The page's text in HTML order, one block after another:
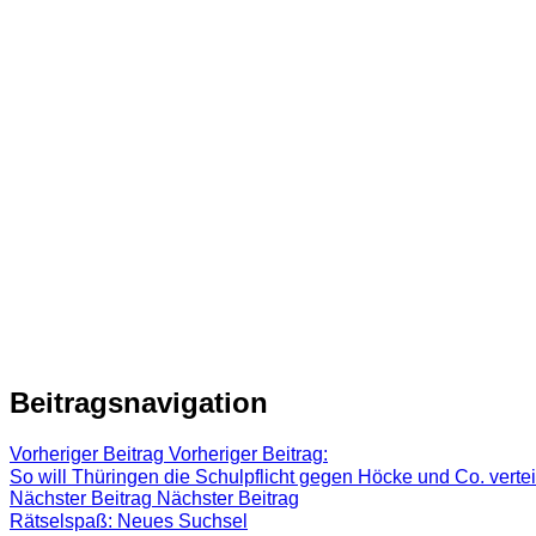
Beitragsnavigation
Vorheriger Beitrag Vorheriger Beitrag:
So will Thüringen die Schulpflicht gegen Höcke und Co.
Nächster Beitrag Nächster Beitrag
Rätselspaß: Neues Suchsel